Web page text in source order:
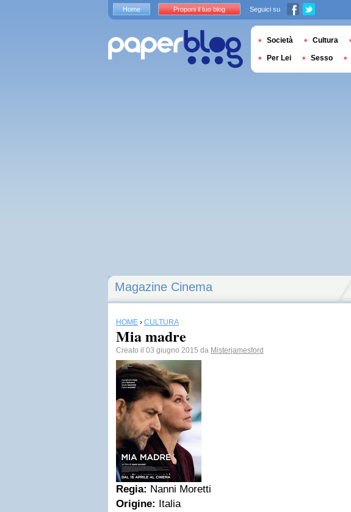
Magazine Cinema
HOME › CULTURA
Mia madre
Creato il 03 giugno 2015 da Misterjamesford
Regia: Nanni Moretti
Origine: Italia
Home Proponi il tuo blog Seguici su
Società Cultura
Per Lei Sesso